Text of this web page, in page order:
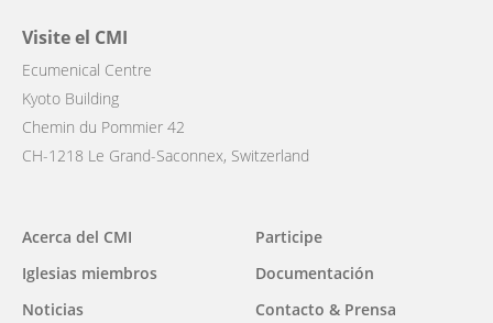
Visite el CMI
Ecumenical Centre
Kyoto Building
Chemin du Pommier 42
CH-1218 Le Grand-Saconnex, Switzerland
Main
navigation
Acerca del CMI
Iglesias miembros
Noticias
Participe
Documentación
Contacto & Prensa